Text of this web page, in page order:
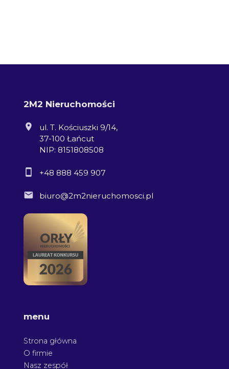
2M2 Nieruchomości
ul. T. Kościuszki 9/14,
37-100 Łańcut
NIP: 8151808508
+48 888 459 907
biuro@2m2nieruchomosci.pl
menu
Strona główna
O firmie
Nasz zespół